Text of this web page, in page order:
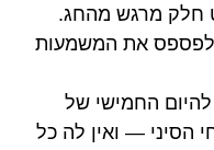
חלק מרגש מהחג.
לפספס את המשמעות
להיום החמישי של
הסיני — ואין לה כל